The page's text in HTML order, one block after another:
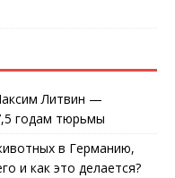
Литвин —
годам тюрьмы
в Германию,
и как это делается?